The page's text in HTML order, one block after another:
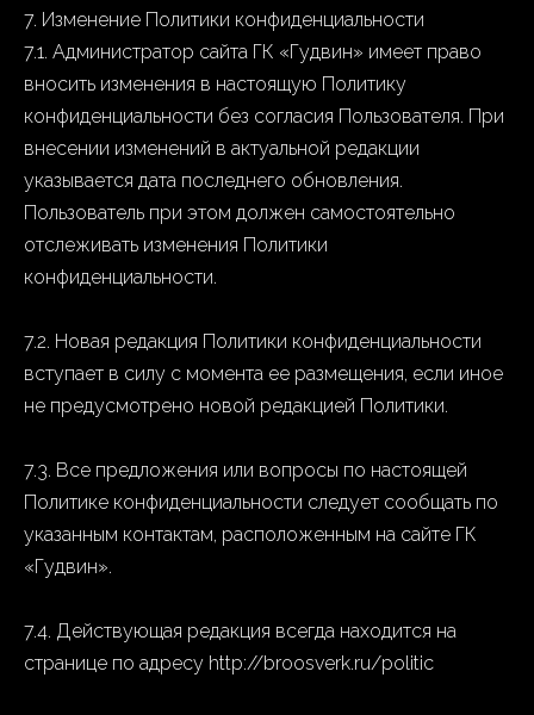
7. Изменение Политики конфиденциальности
7.1. Администратор сайта ГК «Гудвин» имеет право
вносить изменения в настоящую Политику
конфиденциальности без согласия Пользователя. При
внесении изменений в актуальной редакции
указывается дата последнего обновления.
Пользователь при этом должен самостоятельно
отслеживать изменения Политики
конфиденциальности.
7.2. Новая редакция Политики конфиденциальности
вступает в силу с момента ее размещения, если иное
не предусмотрено новой редакцией Политики.
7.3. Все предложения или вопросы по настоящей
Политике конфиденциальности следует сообщать по
указанным контактам, расположенным на сайте ГК
«Гудвин».
7.4. Действующая редакция всегда находится на
странице по адресу http://broosverk.ru/politic